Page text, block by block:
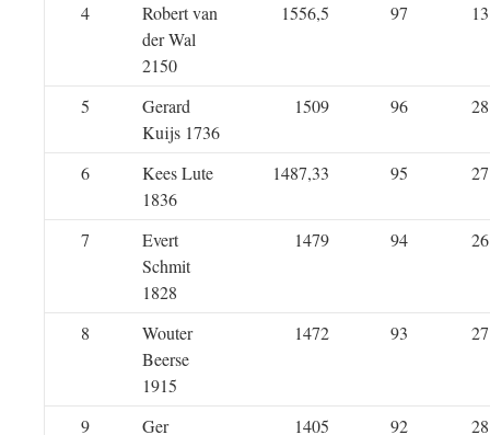
4
Robert van
der Wal
2150
1556,5 97 13
5
Gerard
Kuijs 1736
1509 96 28
6
Kees Lute
1836
1487,33 95 27
7
Evert
Schmit
1828
1479 94 26
8
Wouter
Beerse
1915
1472 93 27
9 Ger 1405 92 28